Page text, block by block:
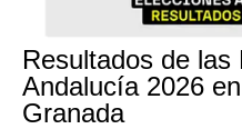
Resultados de las
Andalucía 2026
Granada